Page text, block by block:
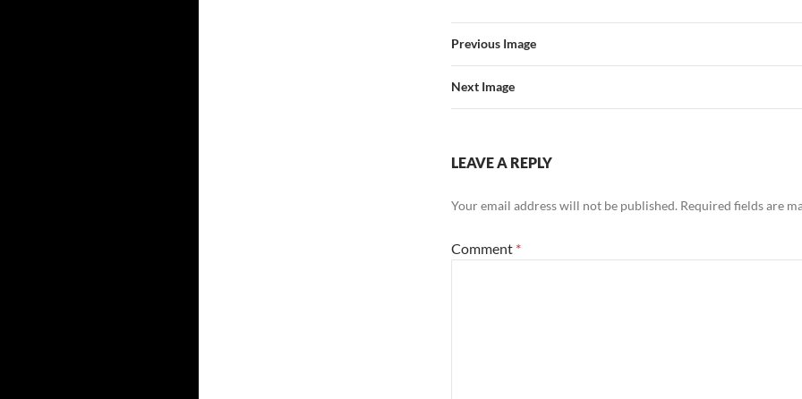
Previous Image
Next Image
LEAVE A REPLY
Your email address will not be published. Required fields are
Comment *